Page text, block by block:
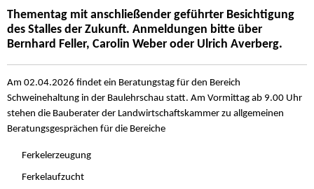
Thementag mit anschließender geführter Besichtigung
des Stalles der Zukunft. Anmeldungen bitte über
Bernhard Feller, Carolin Weber oder Ulrich Averberg.
Am 02.04.2026 findet ein Beratungstag für den Bereich
Schweinehaltung in der Baulehrschau statt. Am Vormittag ab 9.00 Uhr
stehen die Bauberater der Landwirtschaftskammer zu allgemeinen
Beratungsgesprächen für die Bereiche
Ferkelerzeugung
Ferkelaufzucht